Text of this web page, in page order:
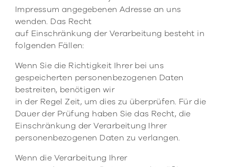
Impressum angegebenen Adresse an uns
wenden. Das Recht
auf Einschränkung der Verarbeitung besteht in
folgenden Fällen:
Wenn Sie die Richtigkeit Ihrer bei uns
gespeicherten personenbezogenen Daten
bestreiten, benötigen wir
in der Regel Zeit, um dies zu überprüfen. Für die
Dauer der Prüfung haben Sie das Recht, die
Einschränkung der Verarbeitung Ihrer
personenbezogenen Daten zu verlangen.
Wenn die Verarbeitung Ihrer